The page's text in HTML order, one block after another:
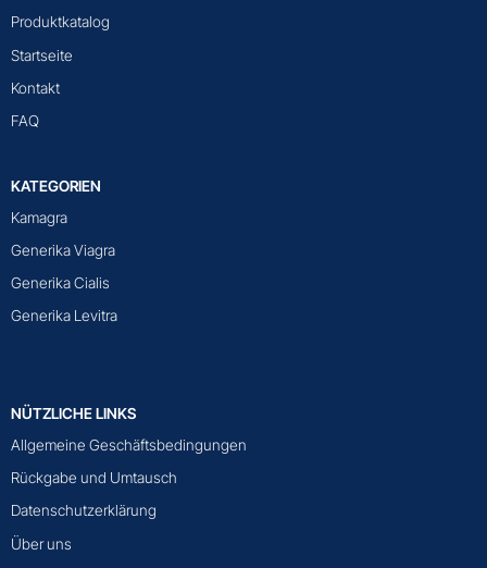
Produktkatalog
Startseite
Kontakt
FAQ
KATEGORIEN
Kamagra
Generika Viagra
Generika Cialis
Generika Levitra
NÜTZLICHE LINKS
Allgemeine Geschäftsbedingungen
Rückgabe und Umtausch
Datenschutzerklärung
Über uns